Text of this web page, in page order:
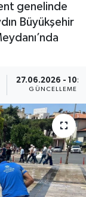
genelinde
Büyükşehir
27.06.2026 -
GÜNCELLEME